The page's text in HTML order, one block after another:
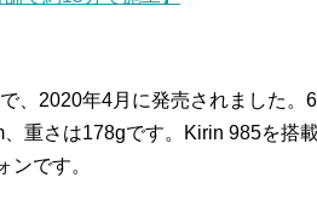
、2020年4月に発売されました。
重さは178gです。Kirin 985を搭
ンです。